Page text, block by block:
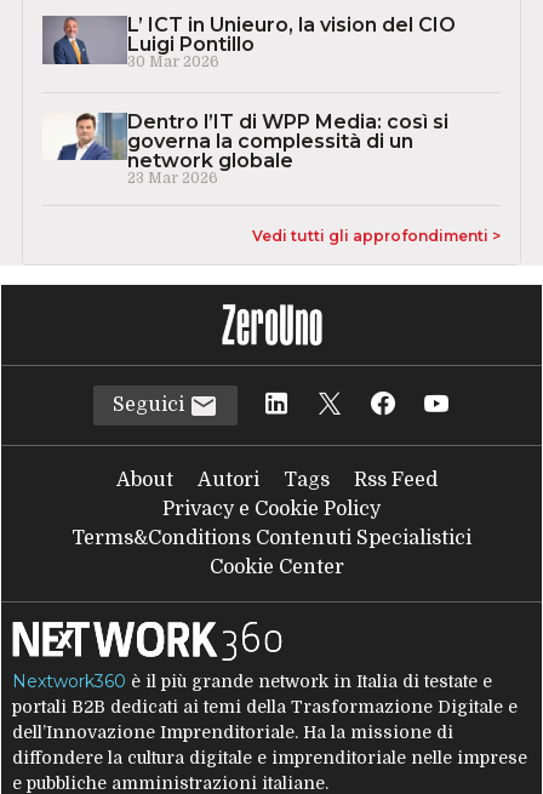
L’ ICT in Unieuro, la vision del CIO
Luigi Pontillo
30 Mar 2026
Dentro l’IT di WPP Media: così si
governa la complessità di un
network globale
23 Mar 2026
Vedi tutti gli approfondimenti >
Seguici
About Autori Tags
Rss Feed
Privacy e Cookie Policy
Terms&Conditions Contenuti Specialistici
Cookie Center
Nextwork360 è il più grande network in Italia di testate e
portali B2B dedicati ai temi della Trasformazione Digitale e
dell’Innovazione Imprenditoriale. Ha la missione di
diffondere la cultura digitale e imprenditoriale nelle imprese
e pubbliche amministrazioni italiane.